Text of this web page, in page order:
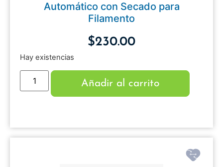
Automático con Secado para
Filamento
$230.00
Hay existencias
Añadir al carrito